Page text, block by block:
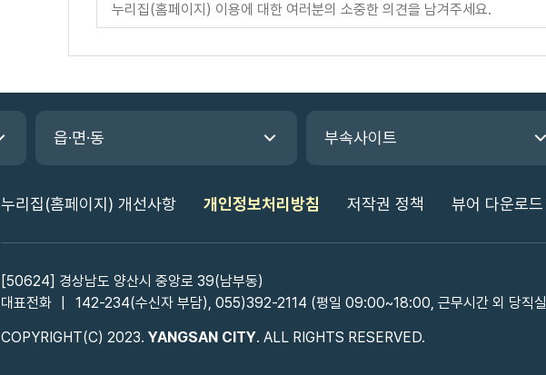
만
족
만
도
입
읍·면·동 부속사이트
누리집(홈페이지) 개선사항 개인정보처리방침 저작권 정책 뷰어 다운로드
[50624] 경상남도 양산시 중앙로 39(남부동)
대표전화
142-234(수신자 부담), 055)392-2114 (평일 09:00~18:00, 근무시간 외 당직
COPYRIGHT(C) 2023. YANGSAN CITY. ALL RIGHTS RESERVED.